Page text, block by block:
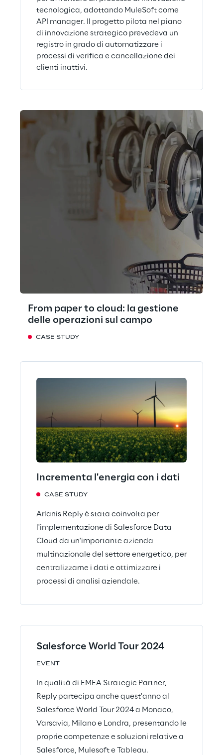
tecnologica, adottando MuleSoft come
API manager. Il progetto pilota nel piano
di innovazione strategico prevedeva un
registro in grado di automatizzare i
processi di verifica e cancellazione dei
clienti inattivi.
From paper to cloud: la gestione
delle operazioni sul campo
CASE STUDY
Incrementa l'energia con i dati
CASE STUDY
Arlanis Reply è stata coinvolta per
l'implementazione di Salesforce Data
Cloud da un'importante azienda
multinazionale del settore energetico, per
centralizzarne i dati e ottimizzare i
processi di analisi aziendale.
Salesforce World Tour 2024
EVENT
In qualità di EMEA Strategic Partner,
Reply partecipa anche quest'anno al
Salesforce World Tour 2024 a Monaco,
Varsavia, Milano e Londra, presentando le
proprie competenze e soluzioni relative a
Salesforce, Mulesoft e Tableau.